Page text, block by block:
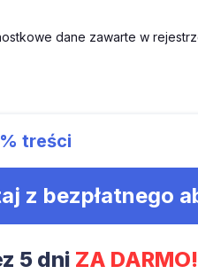
dane zawarte w
treści
z bezpłatnego
5 dni ZA DARMO!